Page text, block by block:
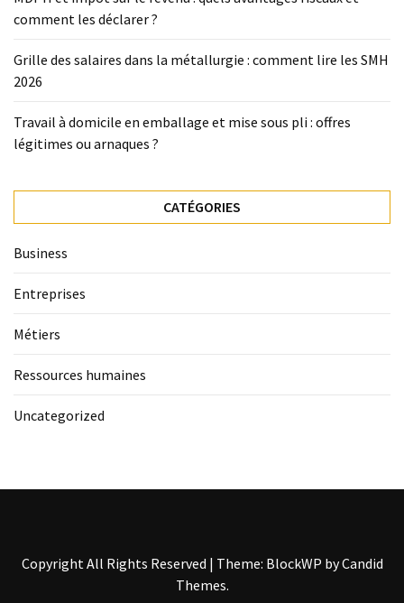
comment les déclarer ?
Grille des salaires dans la métallurgie : comment lire les SMH
2026
Travail à domicile en emballage et mise sous pli : offres
légitimes ou arnaques ?
CATÉGORIES
Business
Entreprises
Métiers
Ressources humaines
Uncategorized
Copyright All Rights Reserved | Theme: BlockWP byCandid
Themes.